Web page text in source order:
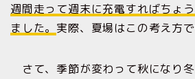
週間走って週末に充電すればちょ
ました。 実際、夏場はこの考え方で
さて、季節が変わって秋になり